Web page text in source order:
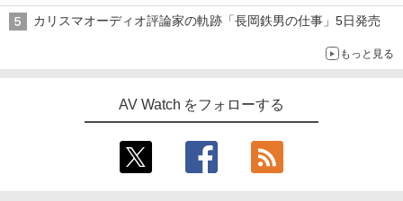
音”Tecnologia e Cuore「DS-TC52B」を聴く
カリスマオーディオ評論家の軌跡「長岡鉄男の仕事」5日発売
もっと見る
AV Watch をフォローする